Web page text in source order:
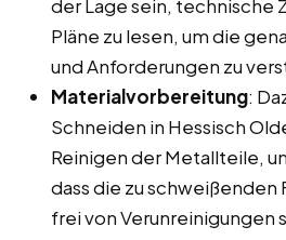
der Lage sein, technische
Pläne zu lesen, um die
und Anforderungen zu
Materialvorbereitung:
Schneiden in Hessisch
Reinigen der Metallteile,
dass die zu schweißenden
frei von Verunreinigungen